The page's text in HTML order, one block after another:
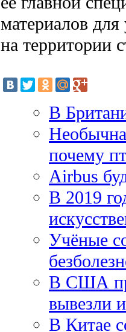
материалов
на территории
В
почему
Airbus
В 2019
Учёные
В США
вывезли
В Китае